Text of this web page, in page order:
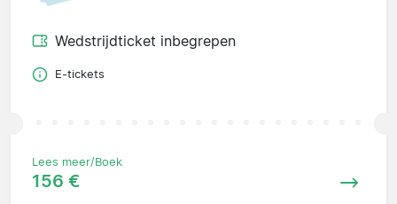
Wedstrijdticket inbegrepen
E-tickets
Lees meer/Boek
156 €